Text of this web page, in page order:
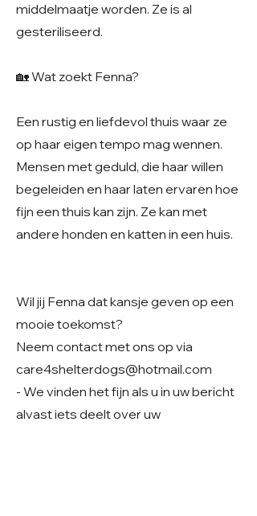
middelmaatje worden. Ze is al
gesteriliseerd.
🏡 Wat zoekt Fenna?
Een rustig en liefdevol thuis waar ze
op haar eigen tempo mag wennen.
Mensen met geduld, die haar willen
begeleiden en haar laten ervaren hoe
fijn een thuis kan zijn. Ze kan met
andere honden en katten in een huis.
Wil jij Fenna dat kansje geven op een
mooie toekomst?
Neem contact met ons op via
care4shelterdogs@hotmail.com
- We vinden het fijn als u in uw bericht
alvast iets deelt over uw